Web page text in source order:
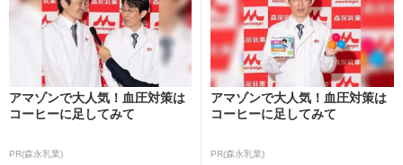
アマゾンで大人気！血圧対策は
コーヒーに足してみて
PR(森永乳業)
アマゾンで大人気！血圧対策は
コーヒーに足してみて
PR(森永乳業)